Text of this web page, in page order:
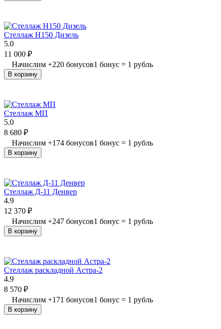
Стеллаж H150 Дизель
5.0
11 000 ₽
Начислим +220 бонусов1 бонус = 1 рубль
В корзину
Стеллаж МП
5.0
8 680 ₽
Начислим +174 бонусов1 бонус = 1 рубль
В корзину
Стеллаж Д-11 Денвер
4.9
12 370 ₽
Начислим +247 бонусов1 бонус = 1 рубль
В корзину
Стеллаж раскладной Астра-2
4.9
8 570 ₽
Начислим +171 бонусов1 бонус = 1 рубль
В корзину